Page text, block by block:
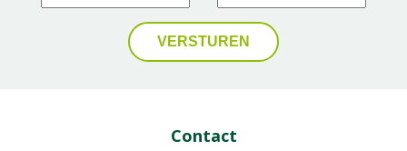
Contact